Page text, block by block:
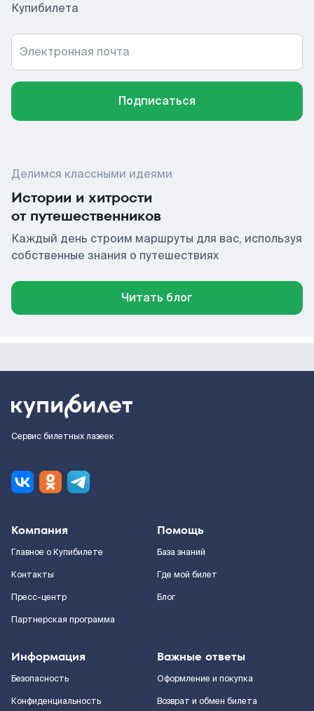
Купибилета
Электронная почта
Подписаться
Делимся классными идеями
Истории и хитрости
от путешественников
Каждый день строим маршруты для вас, используя
собственные знания о путешествиях
Читать блог
Сервис билетных лазеек
Компания
Главное о Купибилете
Контакты
Пресс-центр
Партнерская программа
Помощь
База знаний
Где мой билет
Блог
Информация
Безопасность
Конфиденциальность
Важные ответы
Оформление и покупка
Возврат и обмен билета